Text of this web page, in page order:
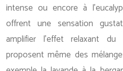
intense ou encore à
offrent une sensation
amplifier l’effet relaxant du
proposent même des